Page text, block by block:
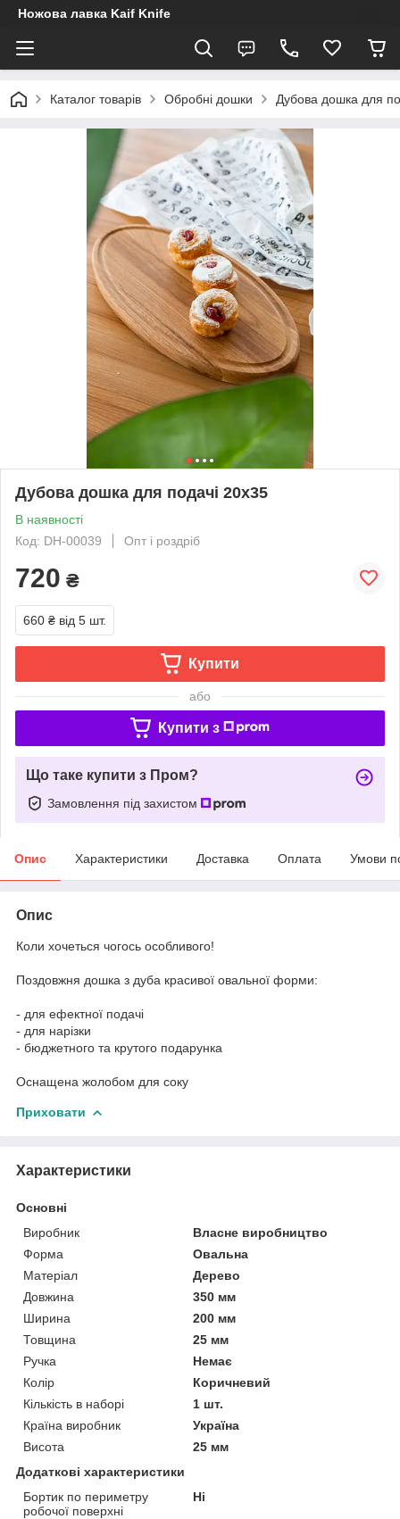
Ножова лавка Kaif Knife
Каталог товарів Обробні дошки Дубова дошка для
Дубова дошка для подачі 20х35
В наявності
Код: DH-00039
Опт і роздріб
720 ₴
660 ₴ від 5 шт.
Купити
або
Купити з
Що таке купити з Пром?
Замовлення під захистом
Опис Характеристики Доставка Оплата Умови
Опис
Коли хочеться чогось особливого!
Поздовжня дошка з дуба красивої овальної форми:
- для ефектної подачі
- для нарізки
- бюджетного та крутого подарунка
Оснащена жолобом для соку
Приховати
Характеристики
Основні
Виробник
Власне виробництво
Форма
Овальна
Матеріал
Дерево
Довжина
350 мм
Ширина
200 мм
Товщина
25 мм
Ручка
Немає
Колір
Коричневий
Кількість в наборі
1 шт.
Країна виробник
Україна
Висота
25 мм
Додаткові характеристики
Бортик по периметру
робочої поверхні
Ні